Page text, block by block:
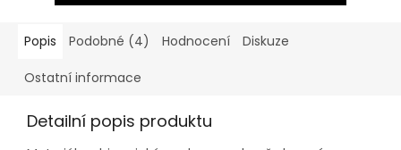
Popis Podobné (4) Hodnocení Diskuze
Ostatní informace
Detailní popis produktu